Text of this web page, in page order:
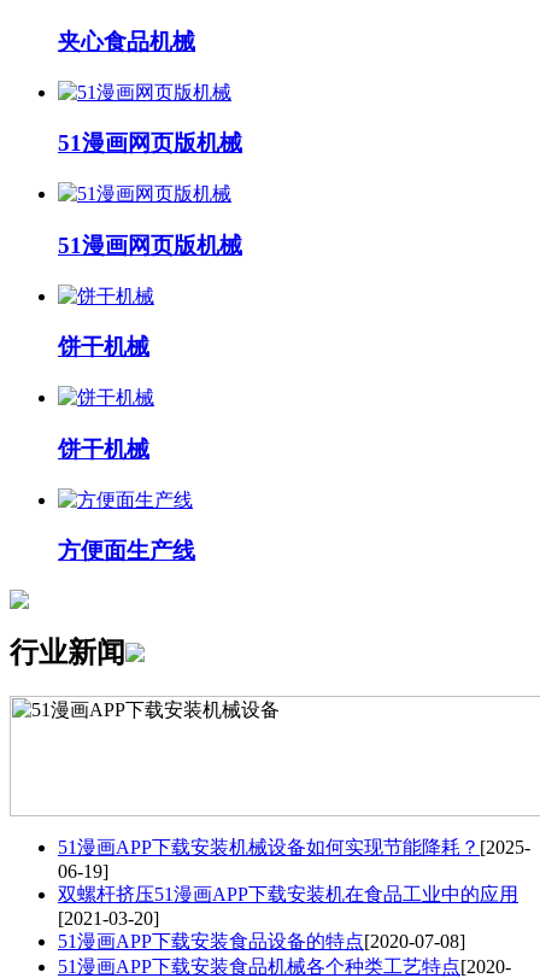
夹心食品机械
51漫画网页版机械
51漫画网页版机械
饼干机械
饼干机械
方便面生产线
行业新闻
51漫画APP下载安装机械设备如何实现节能降耗？ [2025-
06-19]
双螺杆挤压51漫画APP下载安装机在食品工业中的应用
[2021-03-20]
51漫画APP下载安装食品设备的特点[2020-07-08]
51漫画APP下载安装食品机械各个种类工艺特点[2020-